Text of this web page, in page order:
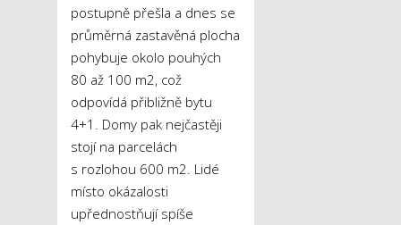
postupně přešla a dnes se
průměrná zastavěná plocha
pohybuje okolo pouhých
80 až 100 m2, což
odpovídá přibližně bytu
4+1. Domy pak nejčastěji
stojí na parcelách
s rozlohou 600 m2 . Lidé
místo okázalosti
upřednostňují spíše